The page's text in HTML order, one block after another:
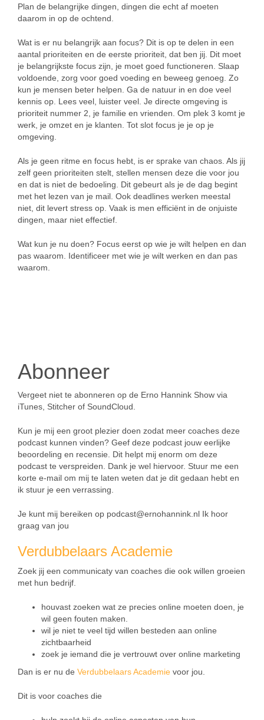
Plan de belangrijke dingen, dingen die echt af moeten
daarom in op de ochtend.
Wat is er nu belangrijk aan focus? Dit is op te delen in een
aantal prioriteiten en de eerste prioriteit, dat ben jij. Dit moet
je belangrijkste focus zijn, je moet goed functioneren. Slaap
voldoende, zorg voor goed voeding en beweeg genoeg. Zo
kun je mensen beter helpen. Ga de natuur in en doe veel
kennis op. Lees veel, luister veel. Je directe omgeving is
prioriteit nummer 2, je familie en vrienden. Om plek 3 komt je
werk, je omzet en je klanten. Tot slot focus je je op je
omgeving.
Als je geen ritme en focus hebt, is er sprake van chaos. Als jij
zelf geen prioriteiten stelt, stellen mensen deze die voor jou
en dat is niet de bedoeling. Dit gebeurt als je de dag begint
met het lezen van je mail. Ook deadlines werken meestal
niet, dit levert stress op. Vaak is men efficiënt in de onjuiste
dingen, maar niet effectief.
Wat kun je nu doen? Focus eerst op wie je wilt helpen en dan
pas waarom. Identificeer met wie je wilt werken en dan pas
waarom.
Abonneer
Vergeet niet te abonneren op de Erno Hannink Show via
iTunes, Stitcher of SoundCloud.
Kun je mij een groot plezier doen zodat meer coaches deze
podcast kunnen vinden? Geef deze podcast jouw eerlijke
beoordeling en recensie. Dit helpt mij enorm om deze
podcast te verspreiden. Dank je wel hiervoor. Stuur me een
korte e-mail om mij te laten weten dat je dit gedaan hebt en
ik stuur je een verrassing.
Je kunt mij bereiken op podcast@ernohannink.nl Ik hoor
graag van jou
Verdubbelaars Academie
Zoek jij een communicaty van coaches die ook willen groeien
met hun bedrijf.
houvast zoeken wat ze precies online moeten doen, je
wil geen fouten maken.
wil je niet te veel tijd willen besteden aan online
zichtbaarheid
zoek je iemand die je vertrouwt over online marketing
Dan is er nu de Verdubbelaars Academie voor jou.
Dit is voor coaches die